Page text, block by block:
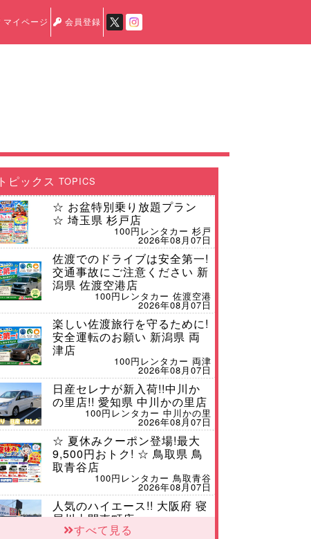
マイページ 会員登録
トピックス TOPICS
☆ お盆特別乗り放題プラン
☆ 埼玉県 杉戸店
100円レンタカー 杉戸
2026年08月07日
佐渡でのドライブは安全第一!
交通事故にご注意ください 新
潟県 佐渡空港店
100円レンタカー 佐渡空港
2026年08月07日
楽しい佐渡旅行を守るために!
安全運転のお願い 新潟県 両
津店
100円レンタカー 両津
2026年08月07日
日産セレナが新入荷!!中川か
の里店!! 愛知県 中川かの里店
100円レンタカー 中川かの里
2026年08月07日
☆ 夏休みクーポン登場!最大
9,500円おトク! ☆ 鳥取県 鳥
取青谷店
100円レンタカー 鳥取青谷
2026年08月07日
人気のハイエース!! 大阪府 寝
屋川太間東町店
100円レンタカー 寝屋川太間東町
すべて見る